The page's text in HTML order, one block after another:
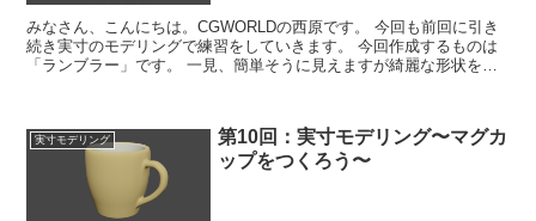
みなさん、こんにちは。CGWORLDの西原です。 今回も前回に引き
続き実寸のモデリングで練習をしていきます。 今回作成するものは
「ランブラー」です。 一見、簡単そうに見えますが綺麗な形状をつ
実寸モデリング
第10回：実寸モデリング〜マグカ
ップをつくろう〜